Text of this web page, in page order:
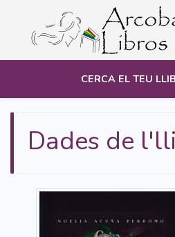
CERCA EL TEU
Dades de